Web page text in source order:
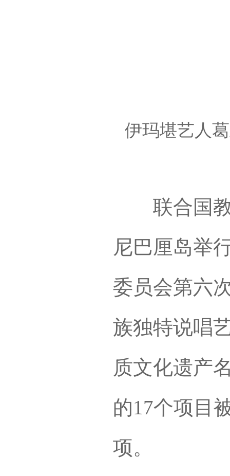
伊玛堪艺人
联合国教
尼巴厘岛举
委员会第六
族独特说唱
质文化遗产
的17个项目
项。